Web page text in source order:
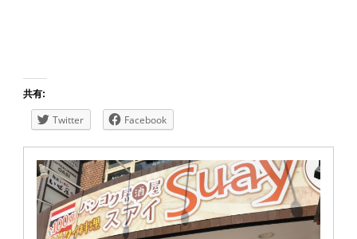
共有:
Twitter Facebook